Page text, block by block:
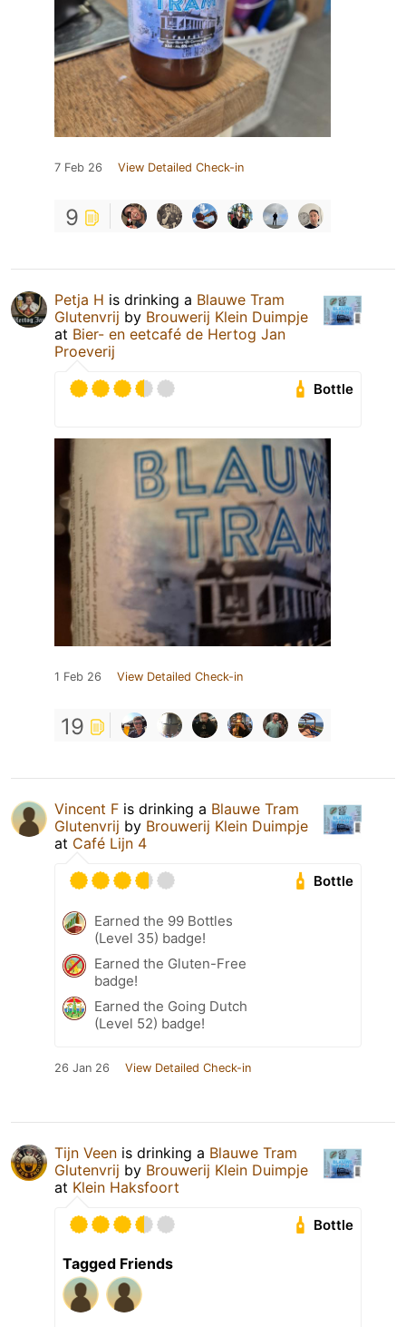
7 Feb 26 View Detailed Check-in
9
Petja H is drinking a Blauwe Tram
Glutenvrij by Brouwerij Klein Duimpje
at Bier- en eetcafé de Hertog Jan
Proeverij
Bottle
1 Feb 26 View Detailed Check-in
19
Vincent F is drinking a Blauwe Tram
Glutenvrij by Brouwerij Klein Duimpje
at Café Lijn 4
Bottle
Earned the 99 Bottles
(Level 35) badge!
Earned the Gluten-Free
badge!
Earned the Going Dutch
(Level 52) badge!
26 Jan 26 View Detailed Check-in
Tijn Veen is drinking a Blauwe Tram
Glutenvrij by Brouwerij Klein Duimpje
at Klein Haksfoort
Bottle
Tagged Friends